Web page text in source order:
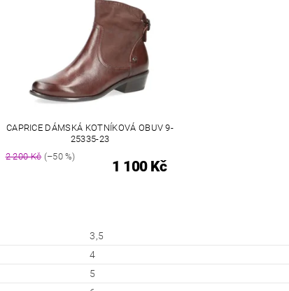
CAPRICE DÁMSKÁ KOTNÍKOVÁ OBUV 9-
25335-23
2 200 Kč(–50 %)
1 100 Kč
3,5
4
5